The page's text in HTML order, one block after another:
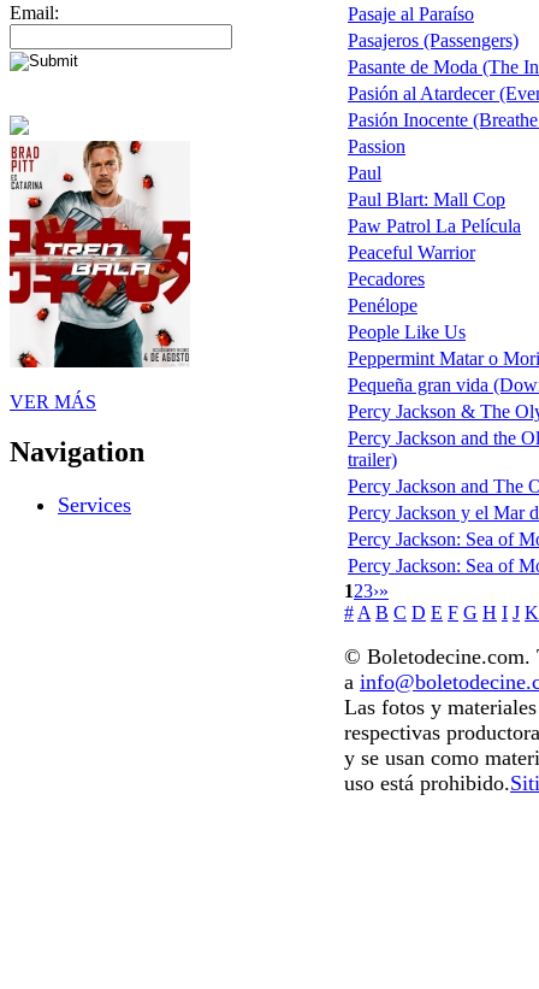
Email:
VER MÁS
Navigation
Services
Pasaje al Paraíso
Pasajeros (Passengers)
Pasante de Moda (The
Pasión al Atardecer
Pasión Inocente
Passion
Paul
Paul Blart: Mall Cop
Paw Patrol La Película
Peaceful Warrior
Pecadores
Penélope
People Like Us
Peppermint Matar o
Pequeña gran vida
Percy Jackson & The
Percy Jackson and the
trailer)
Percy Jackson and The
Percy Jackson y el Mar
Percy Jackson: Sea of
Percy Jackson: Sea of
123›»
# A B C D E F G H I J K
© Boletodecine.com.
a
Las fotos y
respectivas
y se usan como
uso está prohibido.